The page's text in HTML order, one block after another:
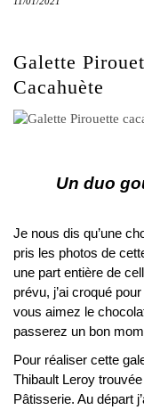
Galette
Cacahuète
Un duo
Je nous dis qu’une
pris les photos de
une part entière de
prévu, j’ai croqué
vous aimez le
passerez un bon
Pour réaliser cette
Thibault Leroy
Pâtisserie. Au départ